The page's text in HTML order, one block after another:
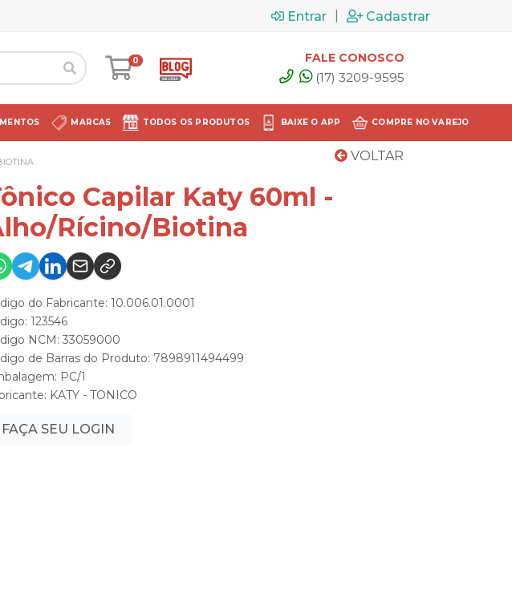
Entrar Cadastrar
0 FALE CONOSCO
(17) 3209-9595
MARCAS TODOS OS PRODUTOS BAIXE O APP COMPRE NO VAREJO
VOLTAR
Capilar Katy 60ml -
Rícino/Biotina
do Fabricante: 10.006.01.0001
123546
NCM: 33059000
de Barras do Produto: 7898911494499
PC/1
KATY - TONICO
FAÇA SEU LOGIN